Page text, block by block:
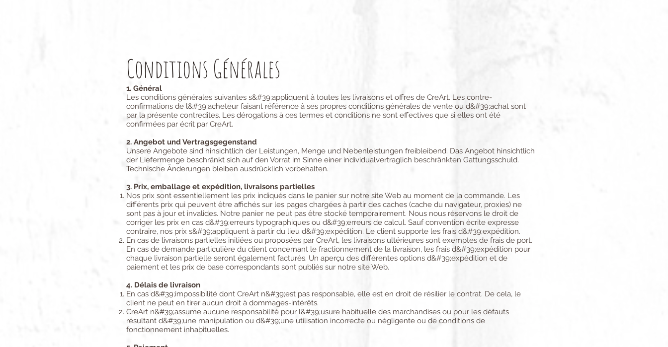
Conditions Générales
1. Général
Les conditions générales suivantes s&#39;appliquent à toutes les livraisons et offres de CreArt. Les contre-
confirmations de l&#39;acheteur faisant référence à ses propres conditions générales de vente ou d&#39;achat sont
par la présente contredites. Les dérogations à ces termes et conditions ne sont effectives que si elles ont été
confirmées par écrit par CreArt.
2. Angebot und Vertragsgegenstand
Unsere Angebote sind hinsichtlich der Leistungen, Menge und Nebenleistungen freibleibend. Das Angebot hinsichtlich
der Liefermenge beschränkt sich auf den Vorrat im Sinne einer individualvertraglich beschränkten Gattungsschuld.
Technische Änderungen bleiben ausdrücklich vorbehalten.
3. Prix, emballage et expédition, livraisons partielles
Nos prix sont essentiellement les prix indiqués dans le panier sur notre site Web au moment de la commande. Les
différents prix qui peuvent être affichés sur les pages chargées à partir des caches (cache du navigateur, proxies) ne
sont pas à jour et invalides. Notre panier ne peut pas être stocké temporairement. Nous nous réservons le droit de
corriger les prix en cas d&#39;erreurs typographiques ou d&#39;erreurs de calcul. Sauf convention écrite expresse
contraire, nos prix s&#39;appliquent à partir du lieu d&#39;expédition. Le client supporte les frais d&#39;expédition.
En cas de livraisons partielles initiées ou proposées par CreArt, les livraisons ultérieures sont exemptes de frais de port.
En cas de demande particulière du client concernant le fractionnement de la livraison, les frais d&#39;expédition pour
chaque livraison partielle seront également facturés. Un aperçu des différentes options d&#39;expédition et de
paiement et les prix de base correspondants sont publiés sur notre site Web.
4. Délais de livraison
En cas d&#39;impossibilité dont CreArt n&#39;est pas responsable, elle est en droit de résilier le contrat. De cela, le
client ne peut en tirer aucun droit à dommages-intérêts.
CreArt n&#39;assume aucune responsabilité pour l&#39;usure habituelle des marchandises ou pour les défauts
résultant d&#39;une manipulation ou d&#39;une utilisation incorrecte ou négligente ou de conditions de
fonctionnement inhabituelles.